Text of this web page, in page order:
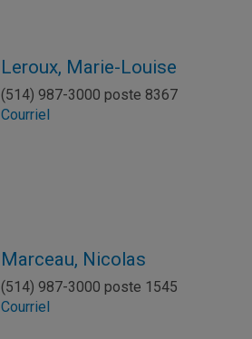
Leroux, Marie-Louise
(514) 987-3000 poste 8367
Courriel
Marceau, Nicolas
(514) 987-3000 poste 1545
Courriel